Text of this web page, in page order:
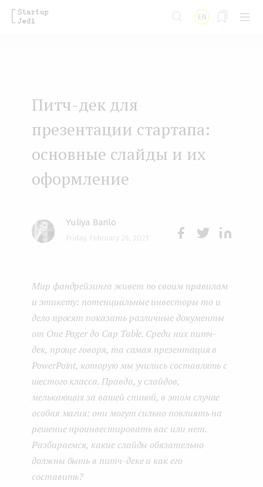
EN
Питч-дек для
презентации стартапа:
основные слайды и их
оформление
Yuliya Barilo
Friday, February 26, 2021
k
n
Мир фандрейзинга живет по своим правилам
и этикету: потенциальные инвесторы то и
дело просят показать различные документы
от One Pager до Cap Table. Среди них питч-
дек, проще говоря, та самая презентация в
PowerPoint, которую мы учились составлять с
шестого класса. Правда, у слайдов,
мелькающих за вашей спиной, в этом случае
особая магия: они могут сильно повлиять на
решение проинвестировать вас или нет.
Разбираемся, какие слайды обязательно
должны быть в питч-деке и как его
составить?